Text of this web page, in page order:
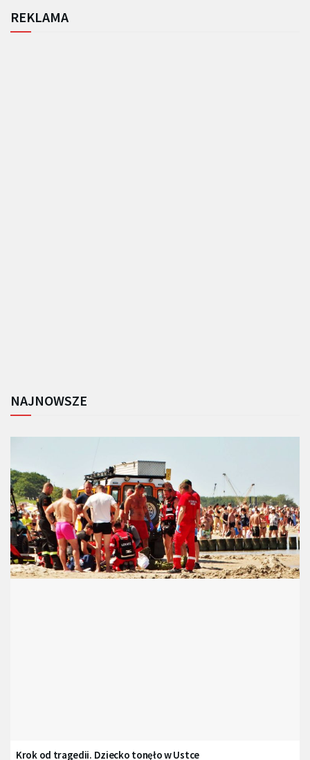
REKLAMA
NAJNOWSZE
Krok od tragedii. Dziecko tonęło w Ustce